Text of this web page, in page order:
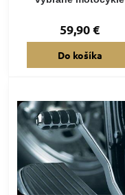
59,90 €
Do košíka